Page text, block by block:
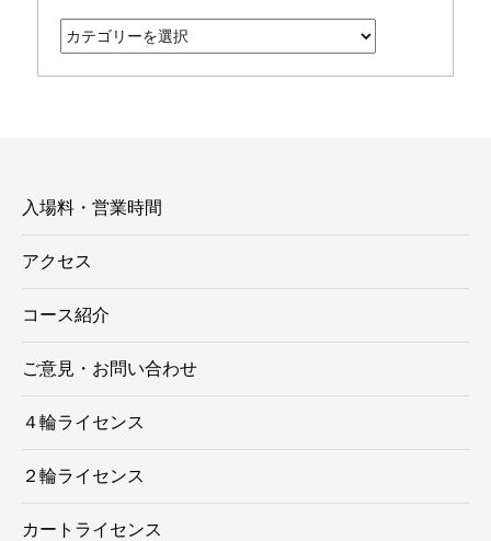
カ
テ
ゴ
入場料・営業時間
アクセス
コース紹介
ご意見・お問い合わせ
４輪ライセンス
２輪ライセンス
カートライセンス